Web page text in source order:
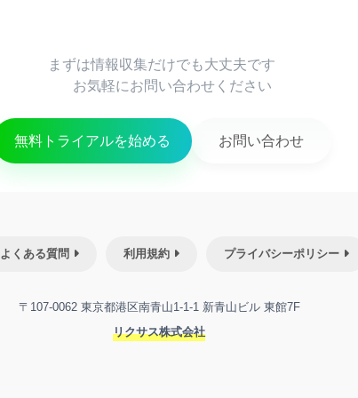
まずは情報収集だけでも大丈夫です
無料トライアルを始める お問い合わせ
よくある質問 利用規約 プライバシーポリシー
〒107-0062 東京都港区南青山1-1-1 新青山ビル 東館7F
リクサス株式会社